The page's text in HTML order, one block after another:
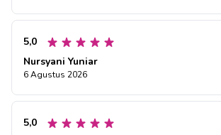
5,0
Nursyani Yuniar
6 Agustus 2026
5,0